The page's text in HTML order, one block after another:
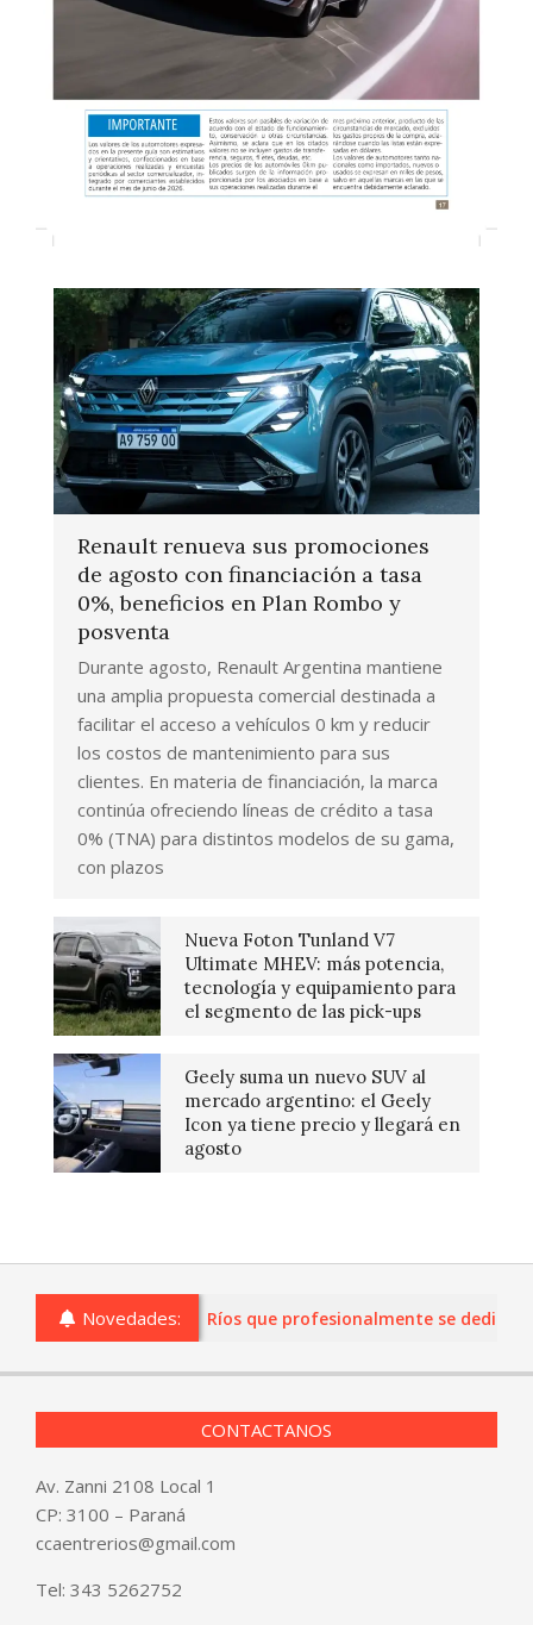
Renault renueva sus promociones
de agosto con financiación a tasa
0%, beneficios en Plan Rombo y
posventa
Durante agosto, Renault Argentina mantiene
una amplia propuesta comercial destinada a
facilitar el acceso a vehículos 0 km y reducir
los costos de mantenimiento para sus
clientes. En materia de financiación, la marca
continúa ofreciendo líneas de crédito a tasa
0% (TNA) para distintos modelos de su gama,
con plazos
Nueva Foton Tunland V7
Ultimate MHEV: más potencia,
tecnología y equipamiento para
el segmento de las pick-ups
Geely suma un nuevo SUV al
mercado argentino: el Geely
Icon ya tiene precio y llegará en
agosto
Novedades:
o comercios de Entre Ríos que profesionalmente se
CONTACTANOS
Av. Zanni 2108 Local 1
CP: 3100 – Paraná
ccaentrerios@gmail.com
Tel: 343 5262752